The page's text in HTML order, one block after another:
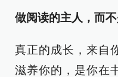
做阅读的主人，而不
真正的成长，来自
滋养你的，是你在